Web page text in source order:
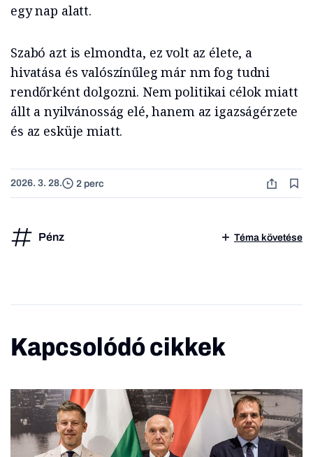
egy nap alatt.
Szabó azt is elmondta, ez volt az élete, a
hivatása és valószínűleg már nm fog tudni
rendőrként dolgozni. Nem politikai célok miatt
állt a nyilvánosság elé, hanem az igazságérzete
és az esküje miatt.
2026. 3. 28. 2 perc
Pénz Téma követése
Kapcsolódó cikkek